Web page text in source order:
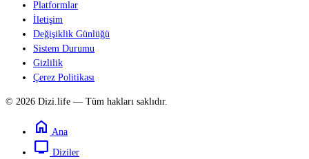
Platformlar
İletişim
Değişiklik Günlüğü
Sistem Durumu
Gizlilik
Çerez Politikası
© 2026 Dizi.life — Tüm hakları saklıdır.
home Ana
tv Diziler